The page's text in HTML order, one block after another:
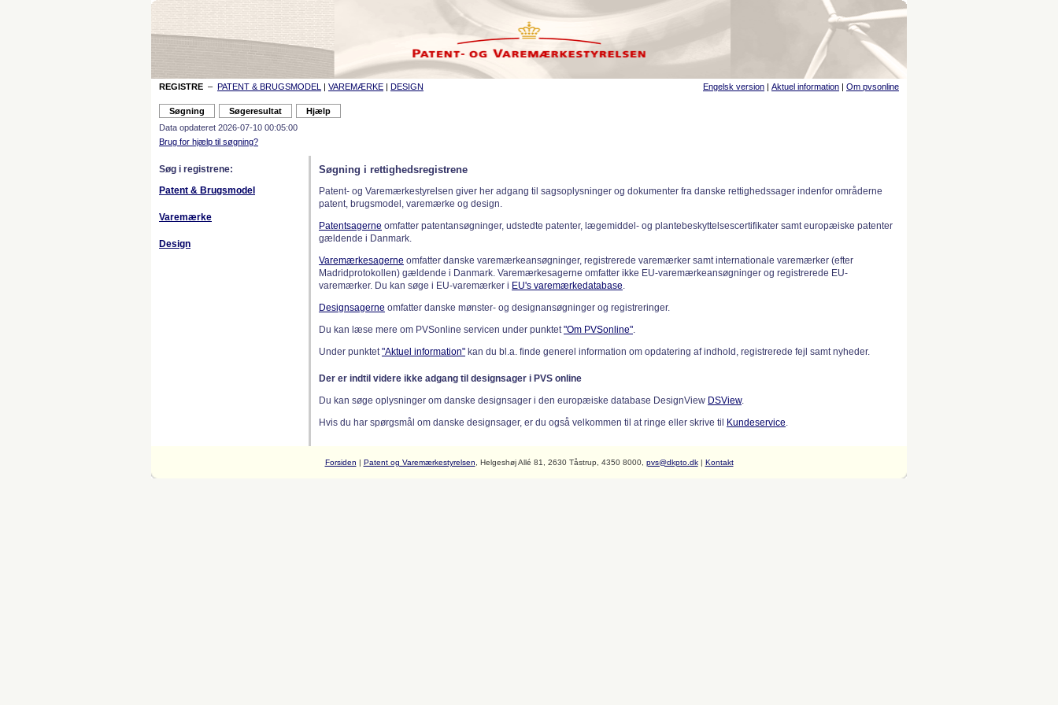
REGISTRE – PATENT & BRUGSMODEL | VAREMÆRKE | DESIGN Engelsk version | Aktuel information | Om pvsonline
Data opdateret 2026-07-10 00:05:00
Brug for hjælp til søgning?
Søg i registrene:
Patent & Brugsmodel
Varemærke
Design
Søgning i rettighedsregistrene
Patent- og Varemærkestyrelsen giver her adgang til sagsoplysninger og dokumenter fra danske rettighedssager indenfor områderne
patent, brugsmodel, varemærke og design.
Patentsagerne omfatter patentansøgninger, udstedte patenter, lægemiddel- og plantebeskyttelsescertifikater samt europæiske patenter
gældende i Danmark.
Varemærkesagerne omfatter danske varemærkeansøgninger, registrerede varemærker samt internationale varemærker (efter
Madridprotokollen) gældende i Danmark. Varemærkesagerne omfatter ikke EU-varemærkeansøgninger og registrerede EU-
varemærker. Du kan søge i EU-varemærker i EU's varemærkedatabase.
Designsagerne omfatter danske mønster- og designansøgninger og registreringer.
Du kan læse mere om PVSonline servicen under punktet"Om PVSonline".
Under punktet"Aktuel information" kan du bl.a. finde generel information om opdatering af indhold, registrerede fejl samt nyheder.
Der er indtil videre ikke adgang til designsager i PVS online
Du kan søge oplysninger om danske designsager i den europæiske database DesignView DSView.
Hvis du har spørgsmål om danske designsager, er du også velkommen til at ringe eller skrive til
Kundeservice.
Forsiden | Patent og Varemærkestyrelsen , Helgeshøj Allé 81, 2630 Tåstrup, 4350 8000, pvs@dkpto.dk| Kontakt